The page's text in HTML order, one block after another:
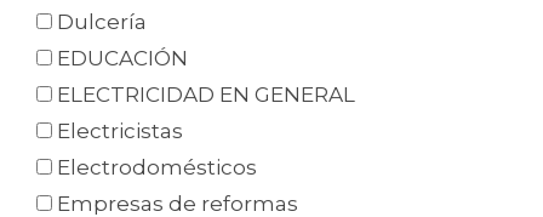
Dulcería
EDUCACIÓN
ELECTRICIDAD EN GENERAL
Electricistas
Electrodomésticos
Empresas de reformas